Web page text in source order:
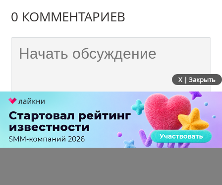
0 КОММЕНТАРИЕВ
X | Закрыть